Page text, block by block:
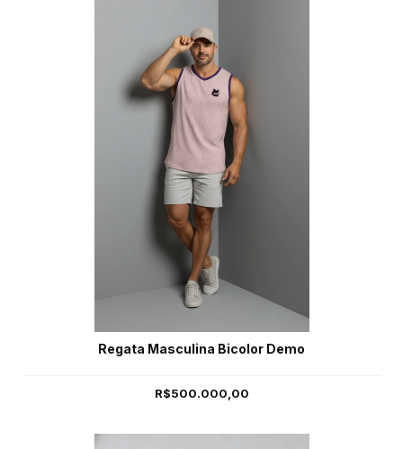
Regata Masculina Bicolor Demo
R$500.000,00